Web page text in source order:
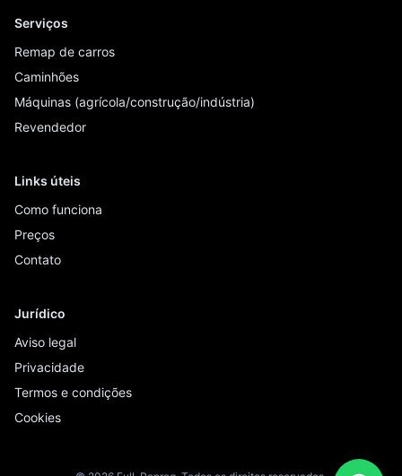
Serviços
Remap de carros
Caminhões
Máquinas (agrícola/construção/indústria)
Revendedor
Links úteis
Como funciona
Preços
Contato
Jurídico
Aviso legal
Privacidade
Termos e condições
Cookies